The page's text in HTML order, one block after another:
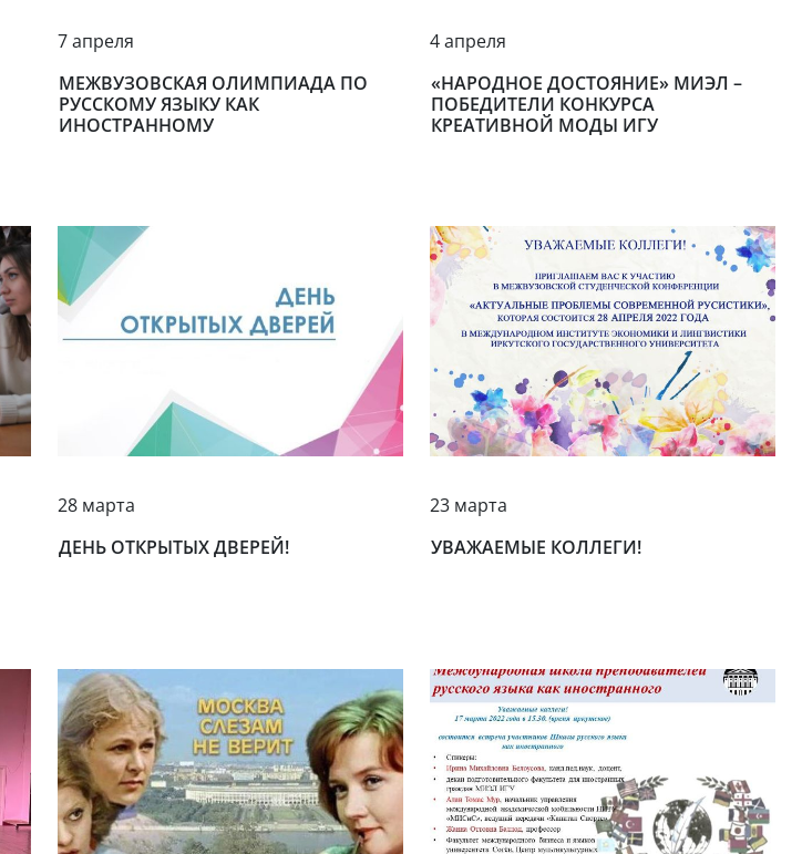
7 апреля
МЕЖВУЗОВСКАЯ ОЛИМПИАДА ПО
РУССКОМУ ЯЗЫКУ КАК
ИНОСТРАННОМУ
4 апреля
«НАРОДНОЕ ДОСТОЯНИЕ» МИЭЛ –
ПОБЕДИТЕЛИ КОНКУРСА
КРЕАТИВНОЙ МОДЫ ИГУ
28 марта
ДЕНЬ ОТКРЫТЫХ ДВЕРЕЙ!
23 марта
УВАЖАЕМЫЕ КОЛЛЕГИ!